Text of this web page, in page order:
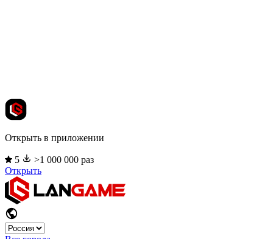
Открыть в приложении
5
>1 000 000 раз
Открыть